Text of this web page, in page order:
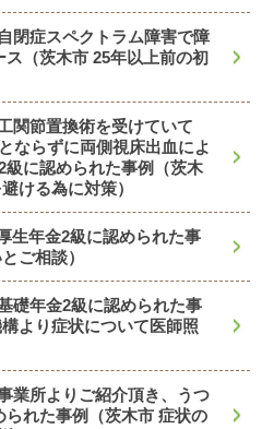
閉症スペクトラム障害で障
（茨木市 25年以上前の初
関節置換術を受けていて
ならずに両側視床出血によ
に認められた事例（茨木
ける為に対策）
生年金2級に認められた事
ご相談）
礎年金2級に認められた事
より症状について医師照
業所よりご紹介頂き、うつ
れた事例（茨木市 症状の